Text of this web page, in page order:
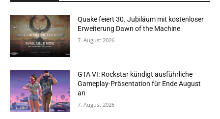
Quake feiert 30. Jubiläum mit kostenloser
Erweiterung Dawn of the Machine
7. August 2026
GTA VI: Rockstar kündigt ausführliche
Gameplay-Präsentation für Ende August
an
7. August 2026